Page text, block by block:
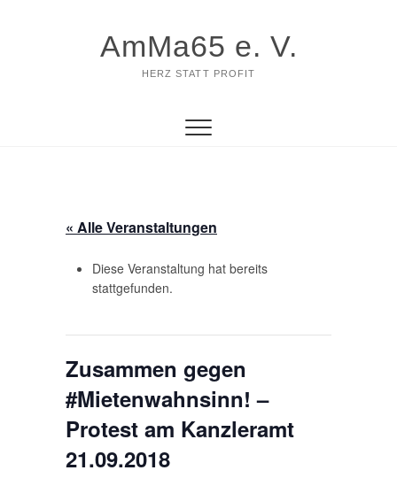
AmMa65 e. V.
HERZ STATT PROFIT
« Alle Veranstaltungen
Diese Veranstaltung hat bereits
stattgefunden.
Zusammen gegen
#Mietenwahnsinn! –
Protest am Kanzleramt
21.09.2018